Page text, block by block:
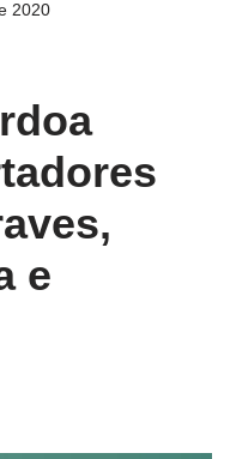
2020
e